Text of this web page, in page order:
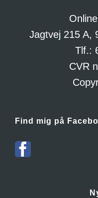
Jagtvej 215 A,
Tlf.:
CVR
Find mig på